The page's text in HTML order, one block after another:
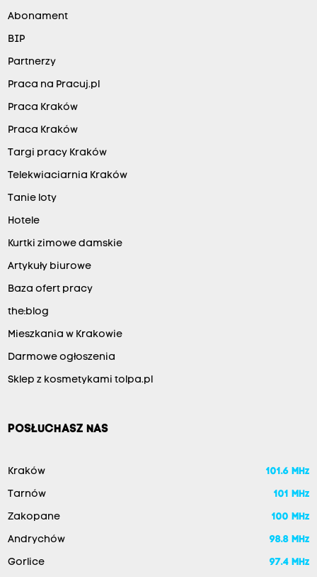
Abonament
BIP
Partnerzy
Praca na Pracuj.pl
Praca Kraków
Praca Kraków
Targi pracy Kraków
Telekwiaciarnia Kraków
Tanie loty
Hotele
Kurtki zimowe damskie
Artykuły biurowe
Baza ofert pracy
the:blog
Mieszkania w Krakowie
Darmowe ogłoszenia
Sklep z kosmetykami tolpa.pl
POSŁUCHASZ NAS
Kraków 101.6 MHz
Tarnów 101 MHz
Zakopane 100 MHz
Andrychów 98.8 MHz
Gorlice 97.4 MHz